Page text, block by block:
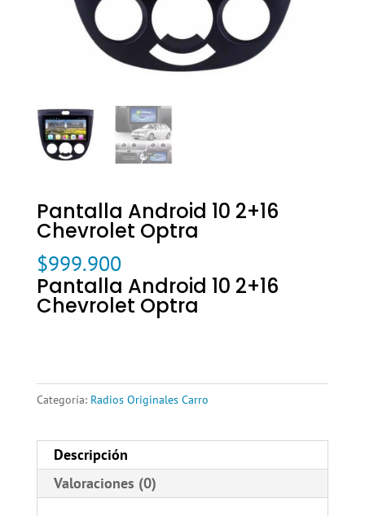
Pantalla Android 10 2+16
Chevrolet Optra
$999.900
Pantalla Android 10 2+16
Chevrolet Optra
Categoría: Radios Originales Carro
Descripción
Valoraciones (0)